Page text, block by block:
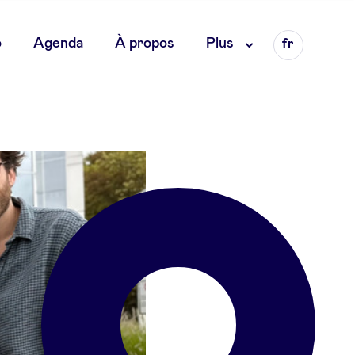
Agenda À propos Plus Language
fr